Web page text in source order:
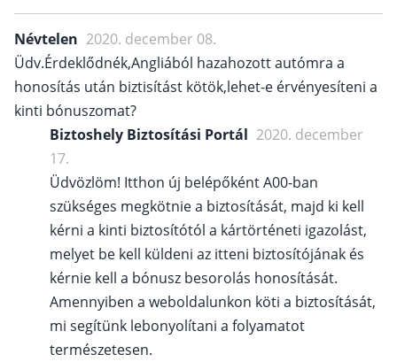
Névtelen 2020. december 08.
Üdv.Érdeklődnék,Angliából hazahozott autómra a
honosítás után biztisítást kötök,lehet-e érvényesíteni a
kinti bónuszomat?
Biztoshely Biztosítási Portál 2020. december
17.
Üdvözlöm! Itthon új belépőként A00-ban
szükséges megkötnie a biztosítását, majd ki kell
kérni a kinti biztosítótól a kártörténeti igazolást,
melyet be kell küldeni az itteni biztosítójának és
kérnie kell a bónusz besorolás honosítását.
Amennyiben a weboldalunkon köti a biztosítását,
mi segítünk lebonyolítani a folyamatot
természetesen.